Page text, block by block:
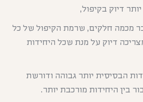
דיוק בקיפול,
מכמה חלקים, שרמת הקיפול של כל
דיוק על מנת שכל היחידות
הבסיסית יותר גבוהה ודורשת
בין היחידות מורכבת יותר.